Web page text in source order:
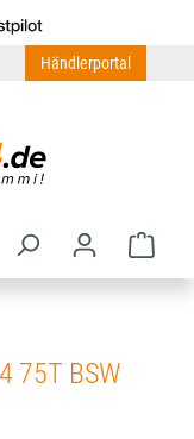
Händlerportal
75T BSW